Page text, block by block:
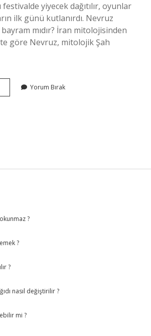
yiyecek dağıtılır, oyunlar
ilk günü kutlanırdı. Nevruz
mıdır? İran mitolojisinden
göre Nevruz, mitolojik Şah
Yorum Bırak
?
?
?
nasıl değiştirilir ?
mi ?